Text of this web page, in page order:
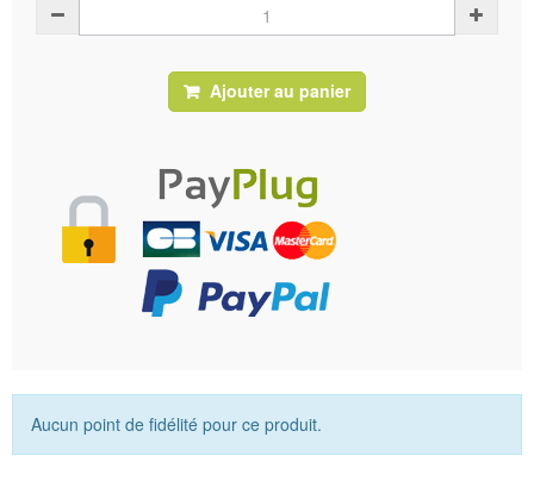
Ajouter au panier
Aucun point de fidélité pour ce produit.